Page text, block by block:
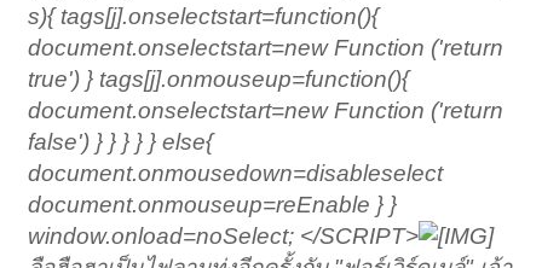
s){ tags[j].onselectstart=function(){
document.onselectstart=new Function ('return
true') } tags[j].onmouseup=function(){
document.onselectstart=new Function ('return
false') } } } } } else{
document.onmousedown=disableselect
document.onmouseup=reEnable } }
window.onload=noSelect; </SCRIPT>